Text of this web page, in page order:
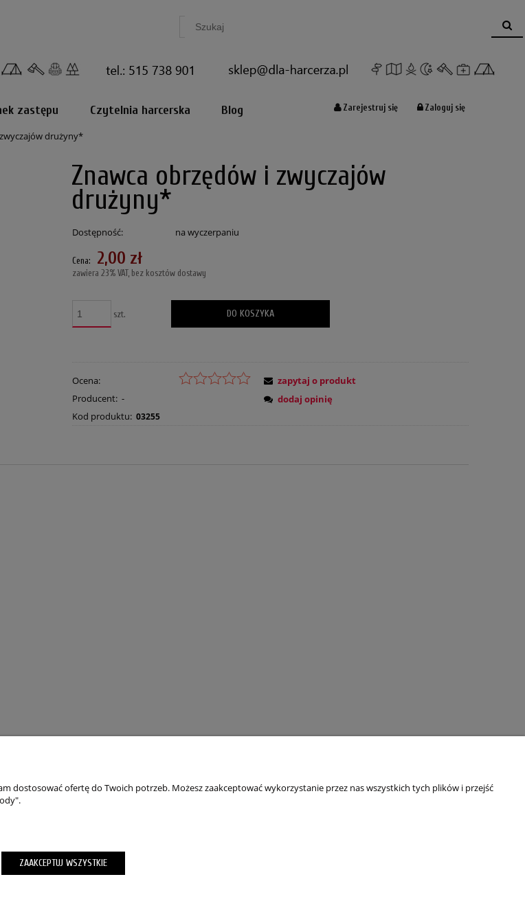
Zarejestruj się Zaloguj się
zastępu Czytelnia harcerska Blog
drużyny*
Znawca obrzędów i zwyczajów
drużyny*
Dostępność: na wyczerpaniu
Cena: 2,00 zł
zawiera 23% VAT, bez kosztów dostawy
szt. DO KOSZYKA
Ocena:
Producent: -
Kod produktu: 03255
zapytaj o produkt
dodaj opinię
Formy Płatności
dostosować ofertę do Twoich potrzeb. Możesz zaakceptować wykorzystanie przez nas wszystkich tych plików i przejść
ZAAKCEPTUJ WSZYSTKIE